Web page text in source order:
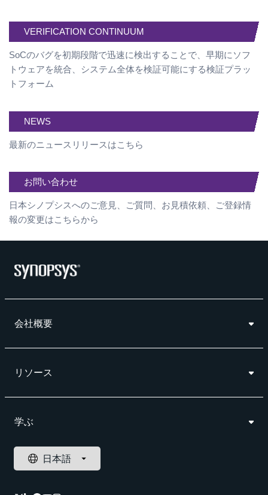
VERIFICATION CONTINUUM
SoCのバグを初期段階で迅速に検出することで、早期にソフ
トウェアを統合、システム全体を検証可能にする検証プラッ
トフォーム
NEWS
最新のニュースリリースはこちら
お問い合わせ
日本シノプシスへのご意見、ご質問、お見積依頼、ご登録情
報の変更はこちらから
会社概要
リソース
学ぶ